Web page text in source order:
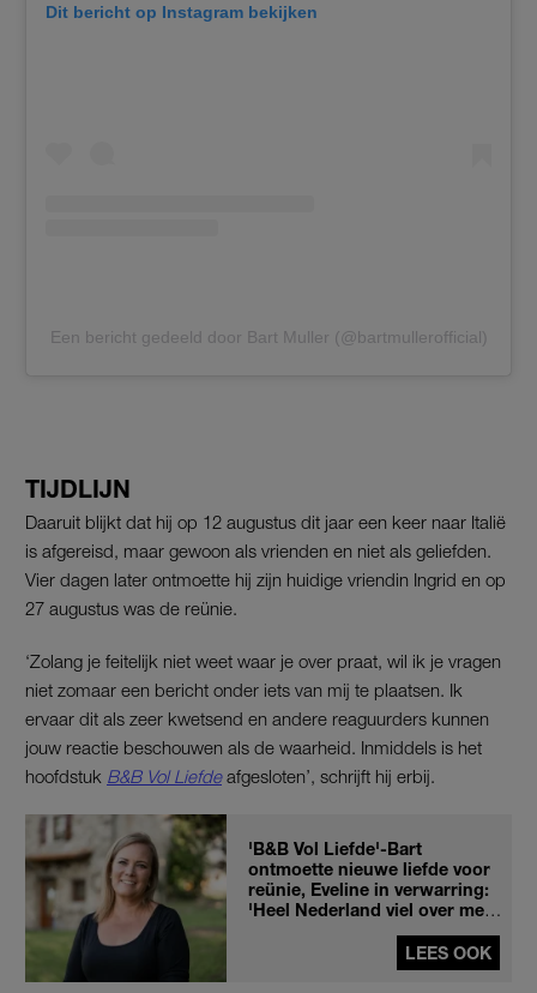
Dit bericht op Instagram bekijken
Een bericht gedeeld door Bart Muller (@bartmullerofficial)
TIJDLIJN
Daaruit blijkt dat hij op 12 augustus dit jaar een keer naar Italië
is afgereisd, maar gewoon als vrienden en niet als geliefden.
Vier dagen later ontmoette hij zijn huidige vriendin Ingrid en op
27 augustus was de reünie.
‘Zolang je feitelijk niet weet waar je over praat, wil ik je vragen
niet zomaar een bericht onder iets van mij te plaatsen. Ik
ervaar dit als zeer kwetsend en andere reaguurders kunnen
jouw reactie beschouwen als de waarheid. Inmiddels is het
hoofdstuk B&B Vol Liefdeafgesloten’, schrijft hij erbij.
'B&B Vol Liefde'-Bart
ontmoette nieuwe liefde voor
reünie, Eveline in verwarring:
'Heel Nederland viel over me
LEES OOK